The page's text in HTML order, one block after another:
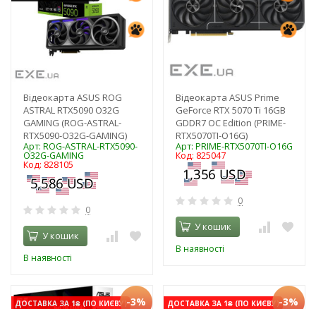
Відеокарта ASUS ROG
ASTRAL RTX5090 O32G
GAMING (ROG-ASTRAL-
RTX5090-O32G-GAMING)
Арт: ROG-ASTRAL-RTX5090-
O32G-GAMING
Код: 828105
0
У кошик
В наявності
Відеокарта ASUS Prime
GeForce RTX 5070 Ti 16GB
GDDR7 OC Edition (PRIME-
RTX5070TI-O16G)
Арт: PRIME-RTX5070TI-O16G
Код: 825047
0
У кошик
В наявності
ДОСТАВКА ЗА 1₴ (ПО КИЄВУ)-3%
ДОСТАВКА ЗА 1₴ (ПО КИЄВУ)-3%